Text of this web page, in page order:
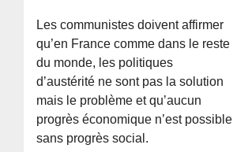
Les communistes doivent affirmer
qu’en France comme dans le reste
du monde, les politiques
d’austérité ne sont pas la solution
mais le problème et qu’aucun
progrès économique n’est possible
sans progrès social.